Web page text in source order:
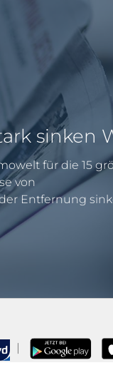
für die 15
von
Entfernung